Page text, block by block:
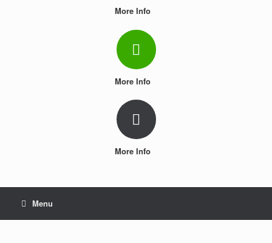
More Info
More Info
More Info
Menu